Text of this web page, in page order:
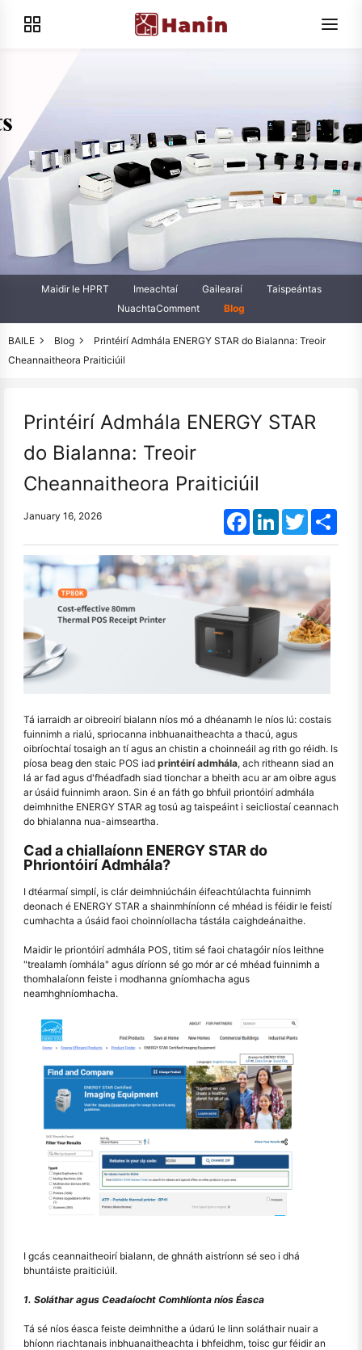
Maidir le HPRT Imeachtaí Gailearaí
Taispeántas
NuachtaComment
Blog
BAILE Blog
Printéirí Admhála ENERGY STAR do Bialanna: Treoir
Cheannaitheora Praiticiúil
Printéirí Admhála ENERGY STAR
do Bialanna: Treoir
Cheannaitheora Praiticiúil
January 16, 2026 FacebookLinkedInTwitter
Tá iarraidh ar oibreoirí bialann níos mó a dhéanamh le níos lú: costais
fuinnimh a rialú, spriocanna inbhuanaitheachta a thacú, agus
oibríochtaí tosaigh an tí agus an chistin a choinneáil ag rith go réidh. Is
píosa beag den staic POS iad printéirí admhála, ach ritheann siad an
lá ar fad agus d'fhéadfadh siad tionchar a bheith acu ar am oibre agus
ar úsáid fuinnimh araon. Sin é an fáth go bhfuil priontóirí admhála
deimhnithe ENERGY STAR ag tosú ag taispeáint i seicliostaí ceannach
do bhialanna nua-aimseartha.
Cad a chiallaíonn ENERGY STAR do
Phriontóirí Admhála?
I dtéarmaí simplí, is clár deimhniúcháin éifeachtúlachta fuinnimh
deonach é ENERGY STAR a shainmhíníonn cé mhéad is féidir le feistí
cumhachta a úsáid faoi choinníollacha tástála caighdeánaithe.
Maidir le priontóirí admhála POS, titim sé faoi chatagóir níos leithne
"trealamh íomhála" agus díríonn sé go mór ar cé mhéad fuinnimh a
thomhalaíonn feiste i modhanna gníomhacha agus
neamhghníomhacha.
I gcás ceannaitheoirí bialann, de ghnáth aistríonn sé seo i dhá
bhuntáiste praiticiúil.
1. Soláthar agus Ceadaíocht Comhlíonta níos Éasca
Tá sé níos éasca feiste deimhnithe a údarú le linn soláthair nuair a
bhíonn riachtanais inbhuanaitheachta i bhfeidhm, toisc gur féidir an